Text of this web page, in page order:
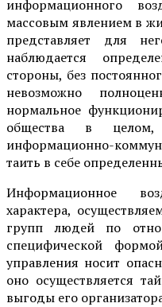
информационного
массовым явлением в
представляет для
наблюдается
стороны, без
невозможно
нормальное
общества в
информационно-
таить в себе
Информационное
характера,
групп людей по
специфической
управления носит
оно осуществляется
выгоды его